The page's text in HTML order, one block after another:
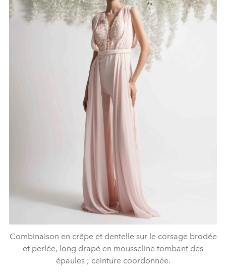
Combinaison en crêpe et dentelle sur le corsage brodée
et perlée, long drapé en mousseline tombant des
épaules ; ceinture coordonnée.